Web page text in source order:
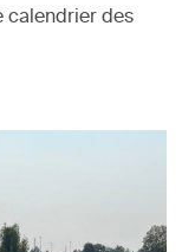
calendrier des